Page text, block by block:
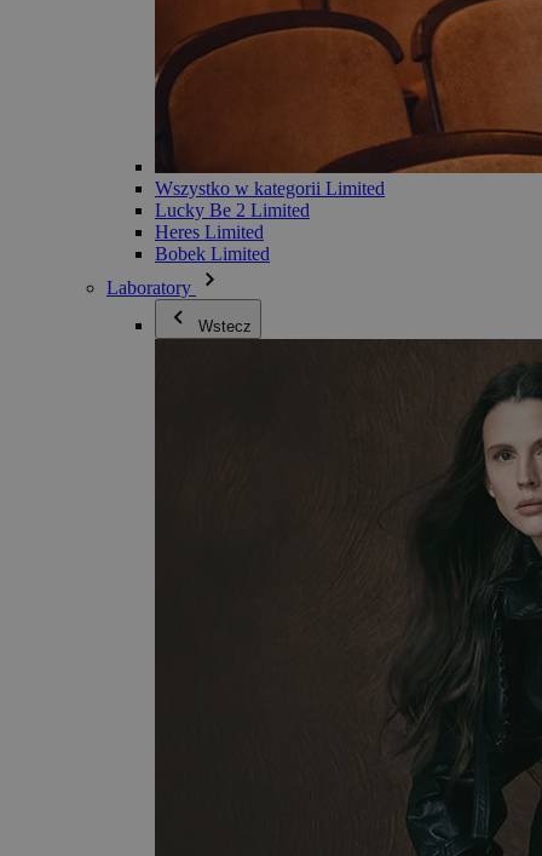
Wszystko w kategorii Limited
Lucky Be 2 Limited
Heres Limited
Bobek Limited
Laboratory
Wstecz